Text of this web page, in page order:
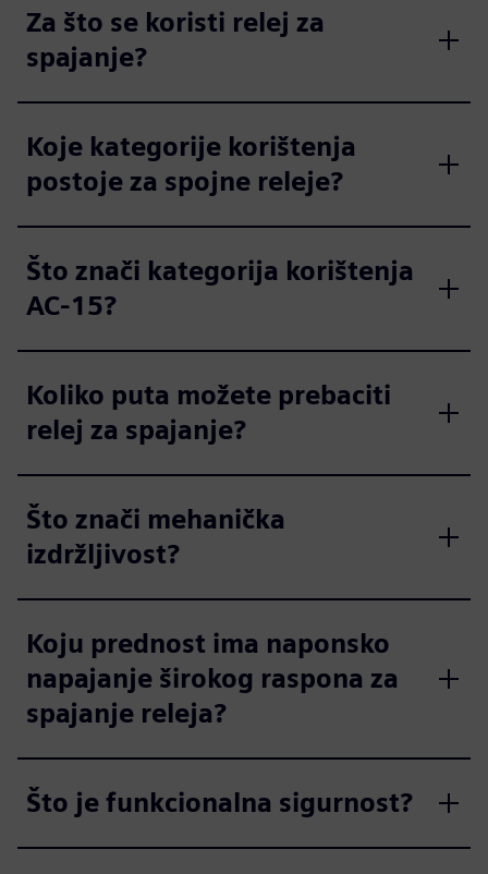
Za što se koristi relej za
spajanje?
Koje kategorije korištenja
postoje za spojne releje?
Što znači kategorija korištenja
AC-15?
Koliko puta možete prebaciti
relej za spajanje?
Što znači mehanička
izdržljivost?
Koju prednost ima naponsko
napajanje širokog raspona za
spajanje releja?
Što je funkcionalna sigurnost?